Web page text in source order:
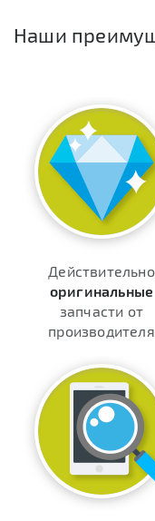
Наши
Действительно
оригинальные
запчасти от
производителя